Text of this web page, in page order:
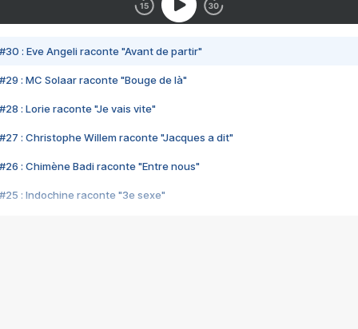
#30 : Eve Angeli raconte "Avant de partir"
#29 : MC Solaar raconte "Bouge de là"
#28 : Lorie raconte "Je vais vite"
#27 : Christophe Willem raconte "Jacques a dit"
#26 : Chimène Badi raconte "Entre nous"
#25 : Indochine raconte "3e sexe"